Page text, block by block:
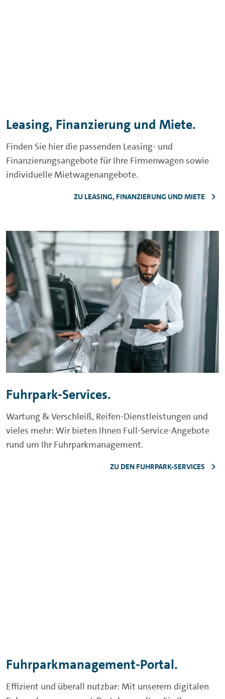
Leasing, Finanzierung und Miete.
Finden Sie hier die passenden Leasing- und
Finanzierungsangebote für Ihre Firmenwagen sowie
individuelle Mietwagenangebote.
ZU LEASING, FINANZIERUNG UND MIETE
Fuhrpark-Services.
Wartung & Verschleiß, Reifen-Dienstleistungen und
vieles mehr: Wir bieten Ihnen Full-Service-Angebote
rund um Ihr Fuhrparkmanagement.
ZU DEN FUHRPARK-SERVICES
Fuhrparkmanagement-Portal.
Effizient und überall nutzbar: Mit unserem digitalen